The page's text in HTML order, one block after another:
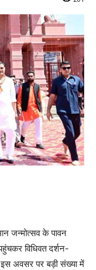
जन्मोत्सव के पावन
विधिवत दर्शन-
इस अवसर पर बड़ी संख्या में